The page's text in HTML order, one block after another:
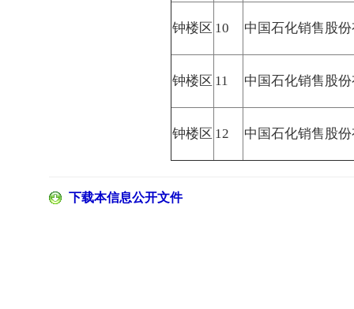
钟楼区 10 中国石化销售股
钟楼区 11 中国石化销售股
钟楼区 12 中国石化销售股
下载本信息公开文件